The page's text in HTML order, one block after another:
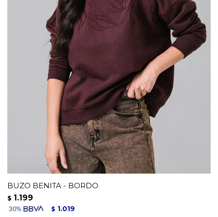
BUZO BENITA - BORDO
$ 1.199
$ 1.019